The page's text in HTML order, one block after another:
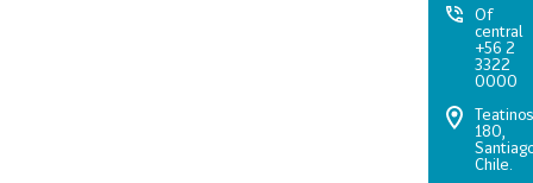
Of
central
+56 2
3322
0000
Teatinos
180,
Chile.